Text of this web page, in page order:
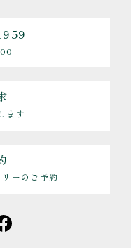
ます
ーのご予約